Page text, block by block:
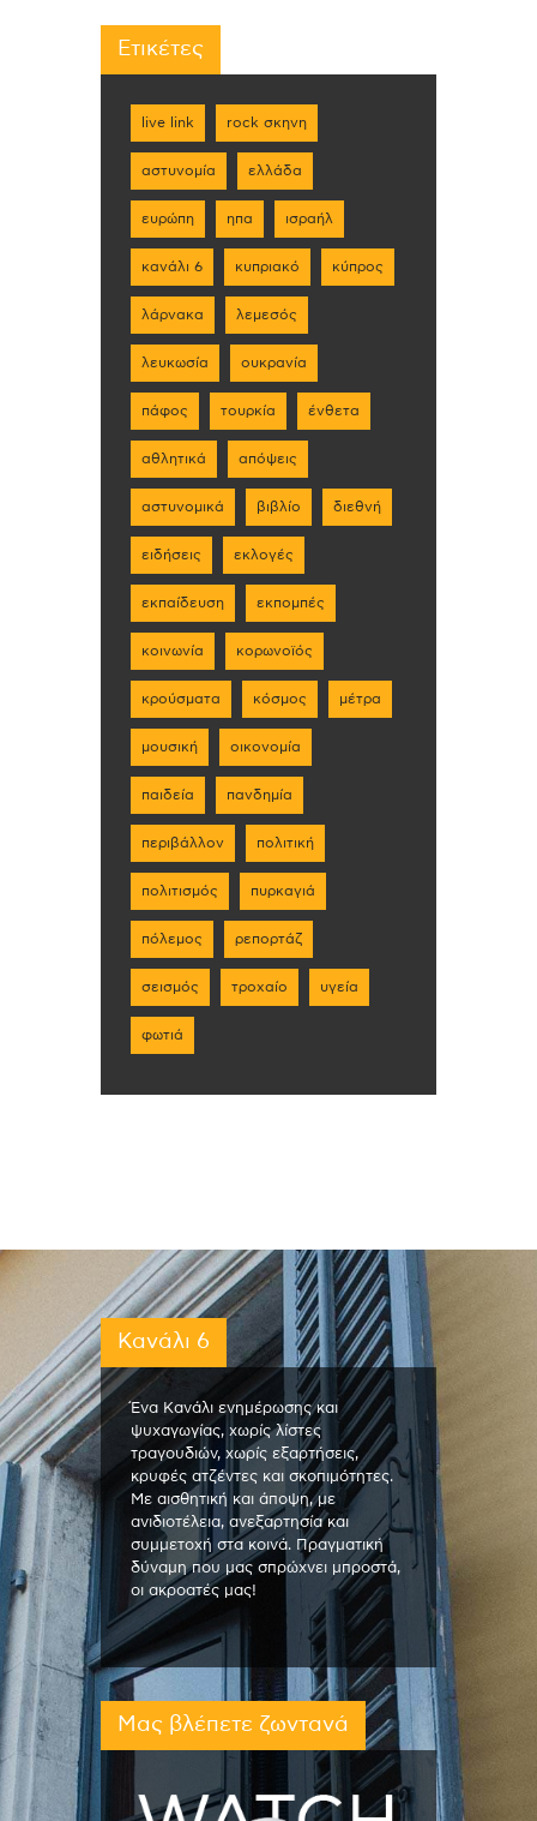
Ετικέτες
live link rock σκηνη
αστυνομία ελλάδα
ευρώπη ηπα ισραήλ
κανάλι 6 κυπριακό κύπρος
λάρνακα λεμεσός
λευκωσία ουκρανία
πάφος τουρκία ένθετα
αθλητικά απόψεις
αστυνομικά βιβλίο διεθνή
ειδήσεις εκλογές
εκπαίδευση εκπομπές
κοινωνία κορωνοϊός
κρούσματα κόσμος μέτρα
μουσική οικονομία
παιδεία πανδημία
περιβάλλον πολιτική
πολιτισμός πυρκαγιά
πόλεμος ρεπορτάζ
σεισμός τροχαίο υγεία
φωτιά
Κανάλι 6
Ένα Κανάλι ενημέρωσης και
ψυχαγωγίας, χωρίς λίστες
τραγουδιών, χωρίς εξαρτήσεις,
κρυφές ατζέντες και σκοπιμότητες.
Με αισθητική και άποψη, με
ανιδιοτέλεια, ανεξαρτησία και
συμμετοχή στα κοινά. Πραγματική
δύναμη που μας σπρώχνει μπροστά,
οι ακροατές μας!
Μας βλέπετε ζωντανά